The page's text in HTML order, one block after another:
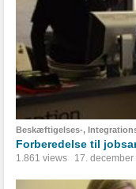
Beskæftigelses-,
Forberedelse til
1.861 views 17. december